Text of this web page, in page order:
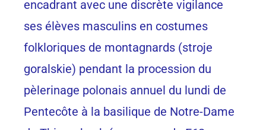
encadrant avec une discrète vigilance
ses élèves masculins en costumes
folkloriques de montagnards (stroje
goralskie) pendant la procession du
pèlerinage polonais annuel du lundi de
Pentecôte à la basilique de Notre-Dame